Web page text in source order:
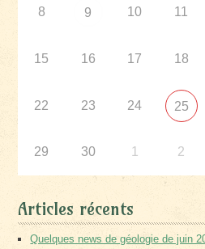
8 9 10 11
15 16 17 18
22 23 24 25
29 30 1 2
Articles récents
Quelques news de géologie de juin